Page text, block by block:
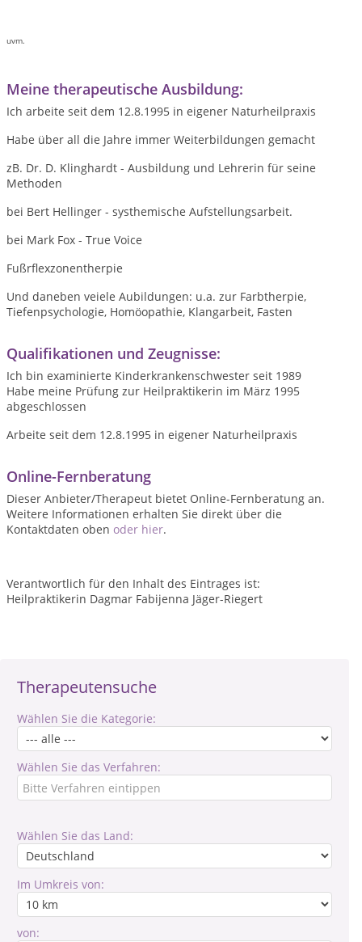
Therapeutensuche
Wählen Sie die Kategorie:
Wählen Sie das Verfahren:
Wählen Sie das Land:
Im Umkreis von:
von:
uvm.
Meine therapeutische Ausbildung:
Ich arbeite seit dem 12.8.1995 in eigener Naturheilpraxis
Habe über all die Jahre immer Weiterbildungen gemacht
zB. Dr. D. Klinghardt - Ausbildung und Lehrerin für seine
Methoden
bei Bert Hellinger - systhemische Aufstellungsarbeit.
bei Mark Fox - True Voice
Fußrflexzonentherpie
Und daneben veiele Aubildungen: u.a. zur Farbtherpie,
Tiefenpsychologie, Homöopathie, Klangarbeit, Fasten
Qualifikationen und Zeugnisse:
Ich bin examinierte Kinderkrankenschwester seit 1989
Habe meine Prüfung zur Heilpraktikerin im März 1995
abgeschlossen
Arbeite seit dem 12.8.1995 in eigener Naturheilpraxis
Online-Fernberatung
Dieser Anbieter/Therapeut bietet Online-Fernberatung an.
Weitere Informationen erhalten Sie direkt über die
Kontaktdaten oben oder hier.
Verantwortlich für den Inhalt des Eintrages ist:
Heilpraktikerin Dagmar Fabijenna Jäger-Riegert